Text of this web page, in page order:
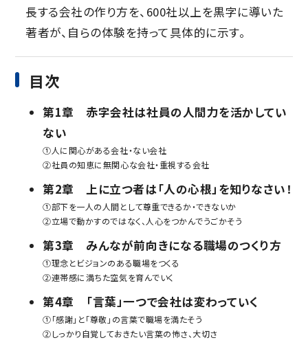
長する会社の作り方を、600社以上を黒字に導いた
著者が、自らの体験を持って具体的に示す。
目次
第1章 赤字会社は社員の人間力を活かしてい
ない
①人に関心がある会社・ない会社
②社員の知恵に無関心な会社・重視する会社
第2章 上に立つ者は「人の心根」を知りなさい！
①部下を一人の人間として尊重できるか・できないか
②立場で動かすのではなく、人心をつかんでうごかそう
第3章 みんなが前向きになる職場のつくり方
①理念とビジョンのある職場をつくる
②連帯感に満ちた空気を育んでいく
第4章 「言葉」一つで会社は変わっていく
①「感謝」と「尊敬」の言葉で職場を満たそう
②しっかり自覚しておきたい言葉の怖さ、大切さ